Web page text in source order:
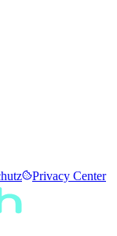
Privacy Center